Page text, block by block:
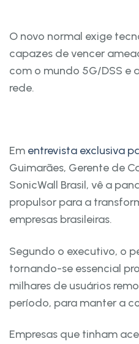
O novo normal exige
capazes de vencer
com o mundo 5G/DSS e
rede.
Em entrevista exclusiva
Guimarães, Gerente de
SonicWall Brasil, vê a
propulsor para a
empresas brasileiras.
Segundo o executivo, o
tornando-se essencial
milhares de usuários
período, para manter a
Empresas que tinham